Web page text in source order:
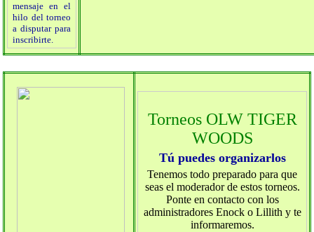
mensaje en el
hilo del torneo
a disputar para
inscribirte.
Torneos OLW TIGER
WOODS
Tú puedes organizarlos
Tenemos todo preparado para que
seas el moderador de estos torneos.
Ponte en contacto con los
administradores Enock o Lillith y te
informaremos.